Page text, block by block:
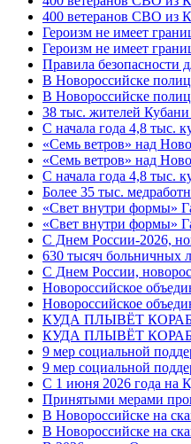
400 ветеранов СВО из
Героизм не имеет
Героизм не имеет
Правила безопасности
В Новороссийске
В Новороссийске
38 тыс. жителей
С начала года 4,8 тыс.
«Семь ветров» над
«Семь ветров» над
С начала года 4,8 тыс.
Более 35 тыс.
«Свет внутри формы»
«Свет внутри формы»
C Днем России-2026,
630 тысяч больничных
C Днем России,
Новороссийское
Новороссийское
КУДА ПЛЫВЁТ
КУДА ПЛЫВЁТ
9 мер социальной
9 мер социальной
С 1 июня 2026 года на
Принятыми мерами
В Новороссийске на
В Новороссийске на